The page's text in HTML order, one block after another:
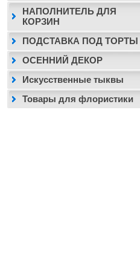
НАПОЛНИТЕЛЬ ДЛЯ
КОРЗИН
ПОДСТАВКА ПОД ТОРТЫ
ОСЕННИЙ ДЕКОР
Искусственные тыквы
Товары для флористики